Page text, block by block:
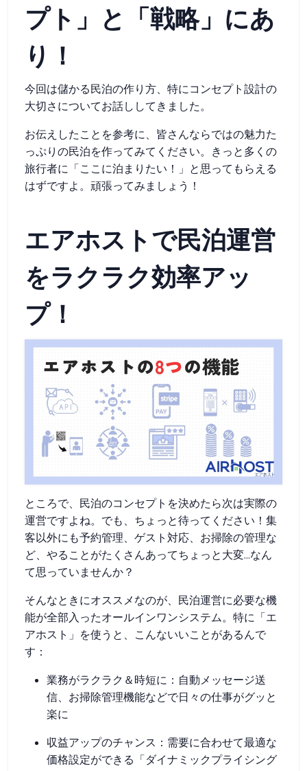
プト」と「戦略」にあ
り！
今回は儲かる民泊の作り方、特にコンセプト設計の
大切さについてお話ししてきました。
お伝えしたことを参考に、皆さんならではの魅力た
っぷりの民泊を作ってみてください。きっと多くの
旅行者に「ここに泊まりたい！」と思ってもらえる
はずですよ。頑張ってみましょう！
エアホストで民泊運営
をラクラク効率アッ
プ！
ところで、民泊のコンセプトを決めたら次は実際の
運営ですよね。でも、ちょっと待ってください！集
客以外にも予約管理、ゲスト対応、お掃除の管理な
ど、やることがたくさんあってちょっと大変...なん
て思っていませんか？
そんなときにオススメなのが、民泊運営に必要な機
能が全部入ったオールインワンシステム。特に「エ
アホスト」を使うと、こんないいことがあるんで
す：
業務がラクラク＆時短に：自動メッセージ送
信、お掃除管理機能などで日々の仕事がグッと
楽に
収益アップのチャンス：需要に合わせて最適な
価格設定ができる「ダイナミックプライシング